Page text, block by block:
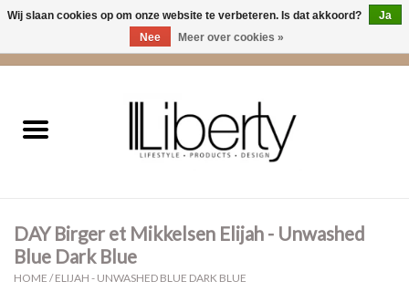
Kleding
Cadeaus
DAY Birger et Mikkelsen Elijah - Unwashed
Blue Dark Blue
HOME /ELIJAH - UNWASHED BLUE DARK BLUE
Wij slaan cookies op om onze website te verbeteren. Is dat akkoord?
Ja
Nee
Meer over cookies »